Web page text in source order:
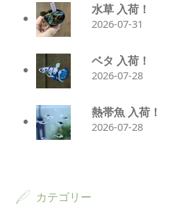
水草 入荷！
2026-07-31
ベタ 入荷！
2026-07-28
熱帯魚 入荷！
2026-07-28
カテゴリー